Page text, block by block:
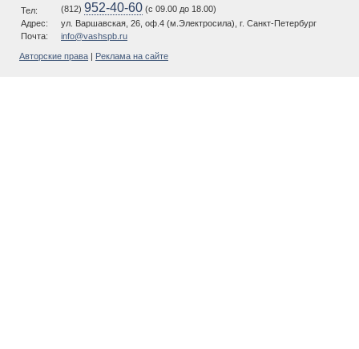
Тел: (812) 952-40-60 (c 09.00 до 18.00)
Адрес:
ул. Варшавская, 26, оф.4 (м.Электросила), г. Санкт-Петербург
Почта:
info@vashspb.ru
Авторские права Реклама на сайте